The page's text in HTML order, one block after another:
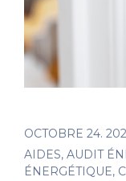
OCTOBRE 24.
AIDES, AUDIT
ÉNERGÉTIQUE,